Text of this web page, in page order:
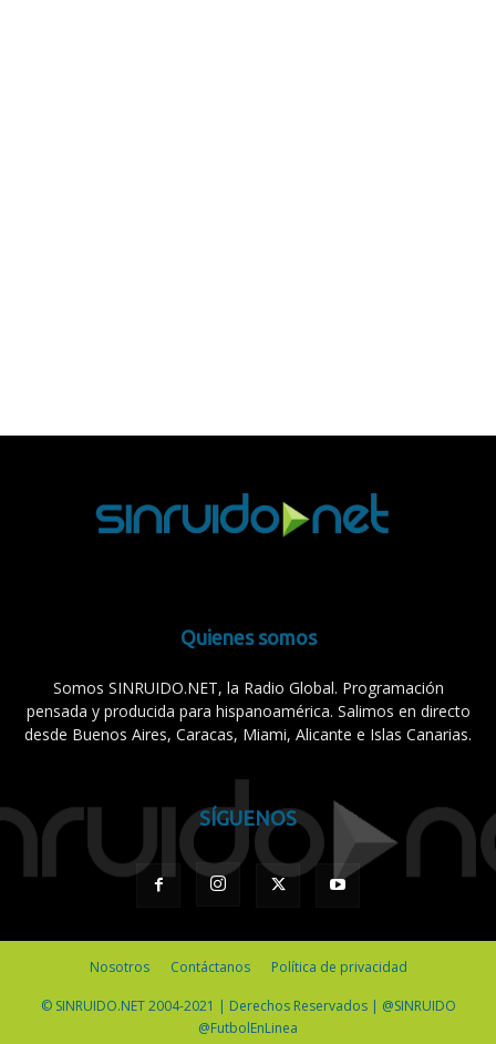
Quienes somos
Somos SINRUIDO.NET, la Radio Global. Programación
pensada y producida para hispanoamérica. Salimos en directo
desde Buenos Aires, Caracas, Miami, Alicante e Islas Canarias.
SÍGUENOS
Nosotros Contáctanos Política de privacidad
© SINRUIDO.NET 2004-2021 | Derechos Reservados | @SINRUIDO
@FutbolEnLinea